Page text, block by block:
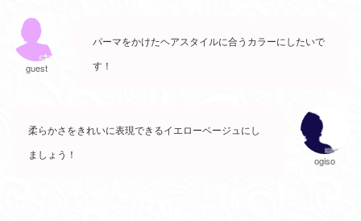
guest
パーマをかけたヘアスタイルに合うカラーにしたいで
す！
柔らかさをきれいに表現できるイエローベージュにし
ましょう！
ogiso